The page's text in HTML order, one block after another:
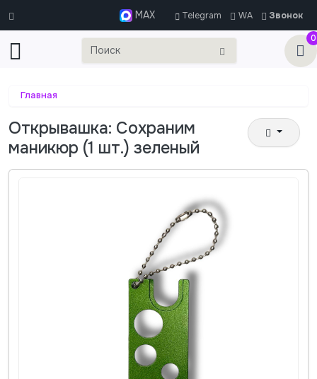
MAX Telegram WA
Звонок
0
Главная
Открывашка: Сохраним
маникюр (1 шт.) зеленый